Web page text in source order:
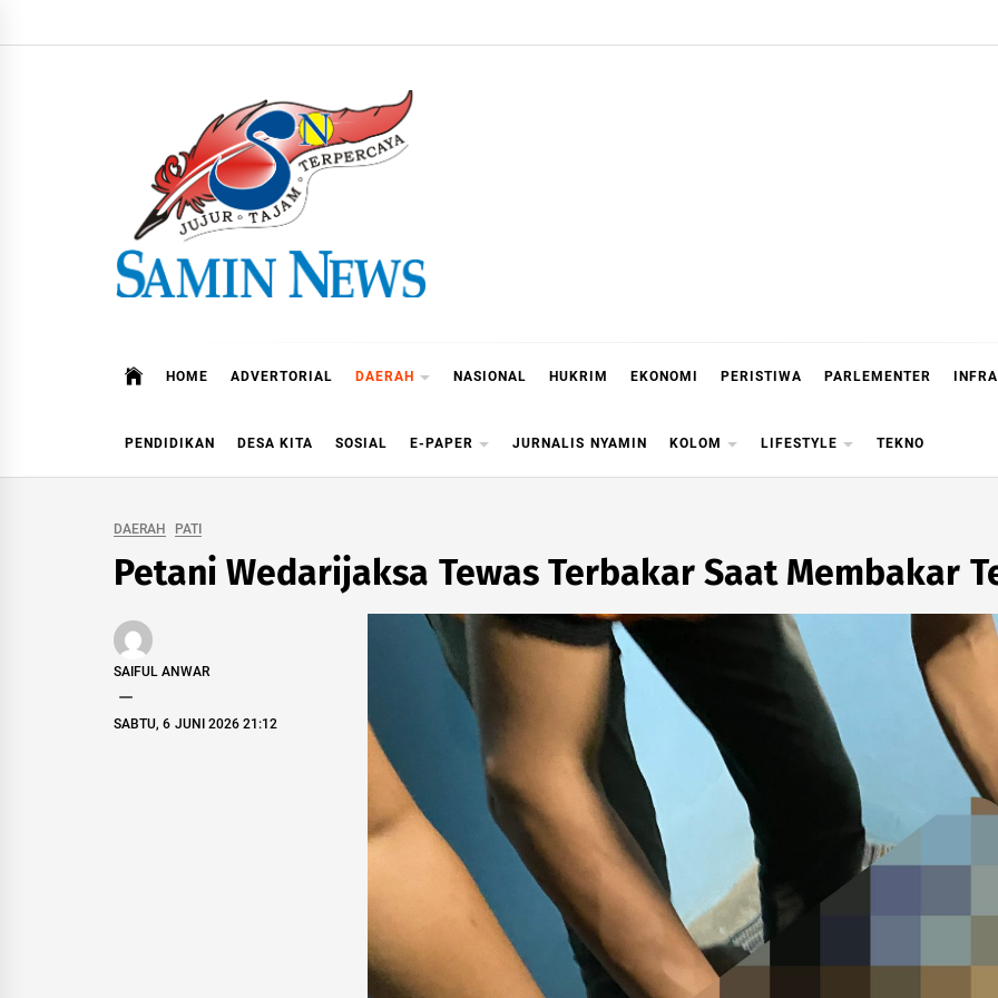
to
HOME ADVERTORIAL DAERAH NASIONAL HUKRIM EKONOMI PERISTIWA PARLEMENTER
PENDIDIKAN DESA KITA SOSIAL E-PAPER JURNALIS NYAMIN KOLOM LIFESTYLE TEKNO
DAERAH PATI
Petani Wedarijaksa Tewas Terbakar Saat Membakar
SAIFUL ANWAR
SABTU, 6 JUNI 2026 21:12